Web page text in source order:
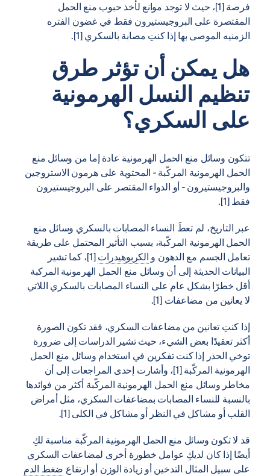
فرصة [1]، حيث لا توجد موانع لأخذ حبوب منع الحمل
المقتصرة على البروجيستيرون فقط في غضون الفتره
الزمنيه الموصى بها إذا كنتِ مصابة بالسكري [1].
هل يمكن أن تؤثر طرق
تنظيم النسل الهرمونية
على السكري؟
تتكون وسائل منع الحمل الهرمونية عادة إما من وسائل منع
الحمل الهرمونية المركّبة - المحتوية على هرمون الاستروجين
والبروجيستيرون - أو الدواء المقتصر على البروجيستيرون
فقط [1].
عبر التاريخ، لم تعطَ النساء المصابات بالسكري وسائل منع
الحمل الهرمونية المركّبة، بسبب التأثير المحتمل على طريقة
تعامل الجسم مع الدهون و الكربوهيدرات
[1]، كما تشير
البيانات الحديثة إلى أن وسائل منع الحمل الهرمونية المركبة
أقل خطرًا بشكل عام على النساء المصابات بالسكري اللاتي
لا يعانين من مضاعفات [1].
إذا كنتِ تعانين من مضاعفات السكري، فقد تكون الصورة
أكثر تعقيدًا بعض الشيء، حيث تشير الدراسات إلى ضرورة
توخي الحذر إذا كنت تفكرين في استخدام وسائل منع الحمل
الهرمونية المركّبة [1]، وأشارت إحدى المراجعات إلى أن
مخاطر وسائل منع الحمل الهرمونية المركّبة أكثر من فوائدها
بالنسبة للنساء المصابات بمضاعفات السكري، مثل أمراض
القلب أو مشاكل في النظر أو مشاكل في الكلى [1].
قد لا تكون وسائل منع الحمل الهرمونية المركّبة مناسبة لكِ
أيضًا إذا كان لديكِ عوامل خطورة أخرى لمضاعفات السكري
على سبيل المثال التدخين أو زيادة الوزن أو ارتفاع ضغط الدم